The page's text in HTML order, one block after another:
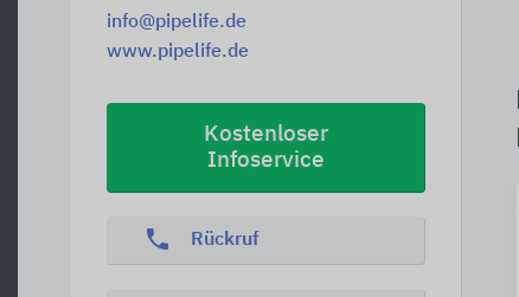
info@pipelife.de
www.pipelife.de
Kostenloser
Infoservice
phone Rückruf